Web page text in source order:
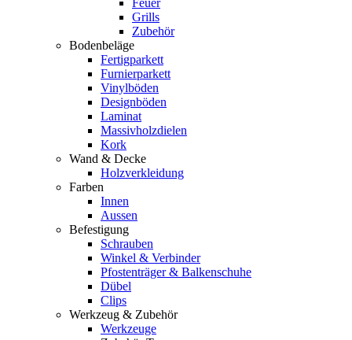
Grills
Zubehör
Bodenbeläge
Fertigparkett
Furnierparkett
Vinylböden
Designböden
Laminat
Massivholzdielen
Kork
Wand & Decke
Holzverkleidung
Farben
Innen
Aussen
Befestigung
Schrauben
Winkel & Verbinder
Pfostenträger & Balkenschuhe
Dübel
Clips
Werkzeug & Zubehör
Werkzeuge